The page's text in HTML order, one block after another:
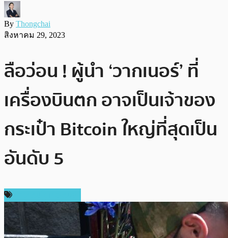
By Thongchai
สิงหาคม 29, 2023
ลือว่อน ! ผู้นำ ‘วากเนอร์’ ที่
เครื่องบินตก อาจเป็นเจ้าของ
กระเป๋า Bitcoin ใหญ่ที่สุดเป็น
อันดับ 5